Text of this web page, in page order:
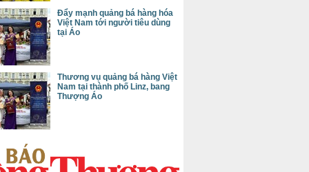
Đẩy mạnh quảng bá hàng hóa
Việt Nam tới người tiêu dùng
tại Áo
Thương vụ quảng bá hàng Việt
Nam tại thành phố Linz, bang
Thượng Áo